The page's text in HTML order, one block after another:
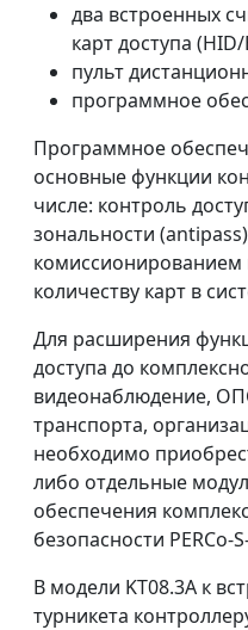
два встроенных
карт доступа
пульт
программное
Программное
основные функции
числе: контроль
зональности
комиссионированием
количеству карт в
Для расширения
доступа до
видеонаблюдение,
транспорта,
необходимо
либо отдельные
обеспечения
безопасности PERCo-
В модели KT08.3A к
турникета